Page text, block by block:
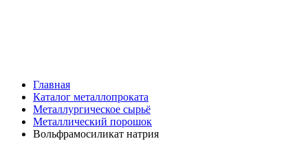
Главная
Каталог металлопроката
Металлургическое сырьё
Металлический порошок
Вольфрамосиликат натрия